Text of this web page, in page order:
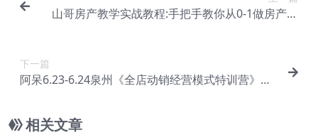
山哥房产教学实战教程:手把手教你从0-1做房产账
下一篇
阿呆6.23-6.24泉州《全店动销经营模式特训营》
相关文章